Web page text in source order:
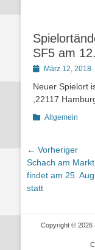
SF5 am
PostedMärz 12, 2018
Neuer Spielort
,22117
Kategorien
Allgemein
← Vorheriger
Vorheriger
Beitrag:
Schach am
findet am 25.
statt
Copyright © 2026